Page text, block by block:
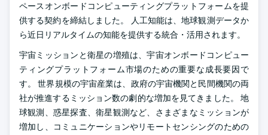
ペースオンボードコンピューティングプラットフォームを提
供する契約を締結しました。 人工知能は、地球観測データか
ら近日リアルタイムの知能を提供する統合・活用されます。
宇宙ミッションと衛星の増殖は、宇宙オンボードコンピュー
ティングプラットフォーム市場のための重要な成長要因で
す。 世界規模の宇宙産業は、政府の宇宙機関と民間機関の両
社が推進するミッション数の劇的な増加を見てきました。 地
球観測、惑星探査、衛星観測など、さまざまなミッションが
増加し、コミュニケーションやリモートセンシングのための